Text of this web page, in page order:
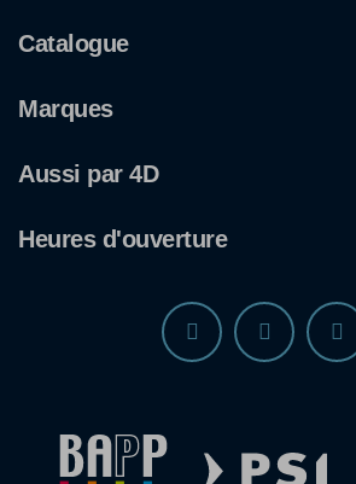
Catalogue
Marques
Aussi par 4D
Heures d'ouverture